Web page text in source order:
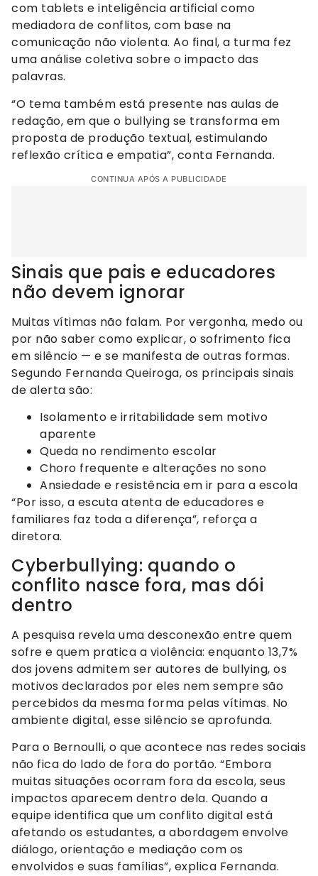
com tablets e inteligência artificial como
mediadora de conflitos, com base na
comunicação não violenta. Ao final, a turma fez
uma análise coletiva sobre o impacto das
palavras.
“O tema também está presente nas aulas de
redação, em que o bullying se transforma em
proposta de produção textual, estimulando
reflexão crítica e empatia”, conta Fernanda.
CONTINUA APÓS A PUBLICIDADE
Sinais que pais e educadores
não devem ignorar
Muitas vítimas não falam. Por vergonha, medo ou
por não saber como explicar, o sofrimento fica
em silêncio — e se manifesta de outras formas.
Segundo Fernanda Queiroga, os principais sinais
de alerta são:
Isolamento e irritabilidade sem motivo
aparente
Queda no rendimento escolar
Choro frequente e alterações no sono
Ansiedade e resistência em ir para a escola
“Por isso, a escuta atenta de educadores e
familiares faz toda a diferença”, reforça a
diretora.
Cyberbullying: quando o
conflito nasce fora, mas dói
dentro
A pesquisa revela uma desconexão entre quem
sofre e quem pratica a violência: enquanto 13,7%
dos jovens admitem ser autores de bullying, os
motivos declarados por eles nem sempre são
percebidos da mesma forma pelas vítimas. No
ambiente digital, esse silêncio se aprofunda.
Para o Bernoulli, o que acontece nas redes sociais
não fica do lado de fora do portão. “Embora
muitas situações ocorram fora da escola, seus
impactos aparecem dentro dela. Quando a
equipe identifica que um conflito digital está
afetando os estudantes, a abordagem envolve
diálogo, orientação e mediação com os
envolvidos e suas famílias”, explica Fernanda.